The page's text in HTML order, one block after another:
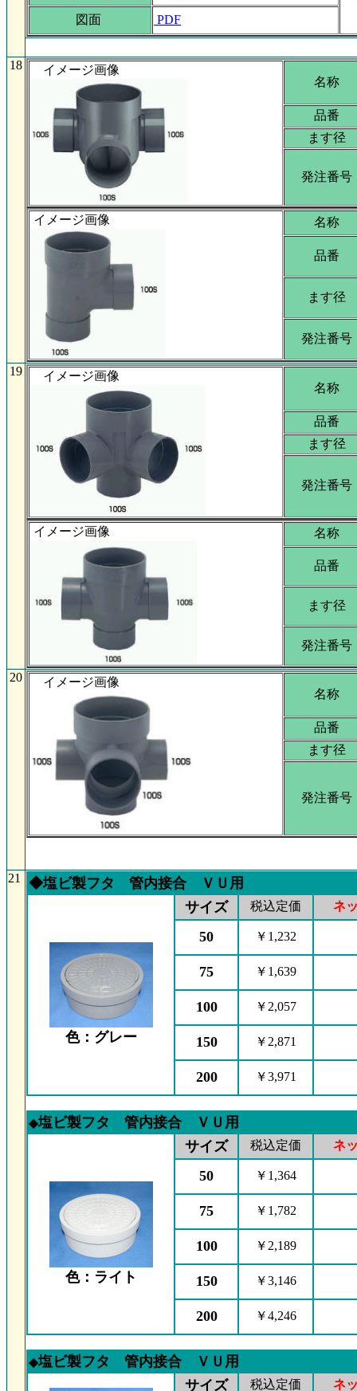
図面 PDF
18
イメージ画像
名称
品番
ます径
発注番号
イメージ画像 名称
品番
ます径
発注番号
19
イメージ画像
名称
品番
ます径
発注番号
イメージ画像 名称
品番
ます径
発注番号
20
イメージ画像
名称
品番
ます径
発注番号
21 ◆塩ビ製フタ 管内接合 ＶＵ用
色：グレー
サイズ 税込定価 ネ
50 ￥1,232
75 ￥1,639
100 ￥2,057
150 ￥2,871
200 ￥3,971
◆塩ビ製フタ 管内接合 ＶＵ用
色：ライト
サイズ 税込定価 ネ
50 ￥1,364
75 ￥1,782
100 ￥2,189
150 ￥3,146
200 ￥4,246
◆塩ビ製フタ 管内接合 ＶＵ用
サイズ
税込定価 ネ